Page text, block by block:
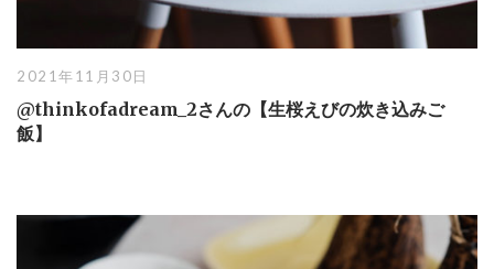
2021年11月30日
@thinkofadream_2さんの【生桜えびの炊き込みご
飯】